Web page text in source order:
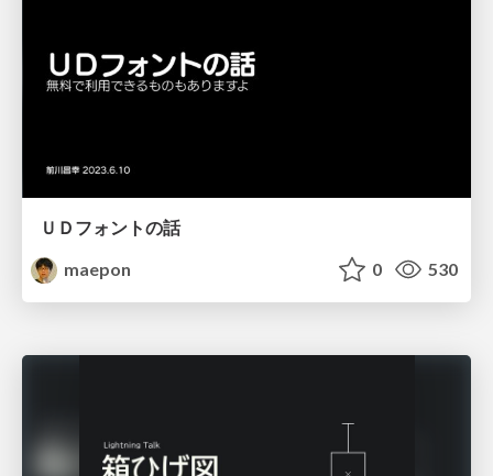
ＵＤフォントの話
maepon
0 530